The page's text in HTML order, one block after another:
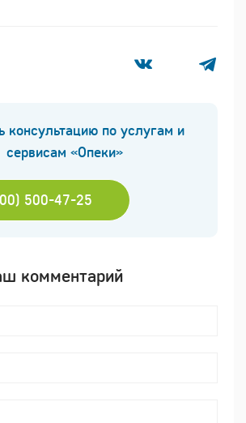
консультацию по услугам и
сервисам «Опеки»
500-47-25
комментарий